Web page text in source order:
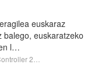
euskaraz
balego, euskaratzeko
l…
2…